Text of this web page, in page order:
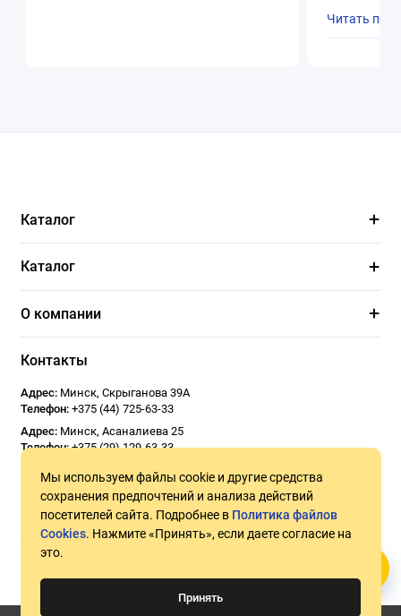
Читать
Мы используем файлы cookie и другие средства
сохранения предпочтений и анализа действий
посетителей сайта. Подробнее в Политика файлов
Cookies. Нажмите «Принять», если даете согласие на
это.
Принять
Каталог
Каталог
О компании
Контакты
Адрес: Минск, Скрыганова 39А
Телефон: +375 (44) 725-63-33
Адрес: Минск, Асаналиева 25
Телефон: +375 (29) 129-63-33
Email:
Usoseda2020@gmail.com
График работы: ПН - ПТ 9:00 - 18:00 СБ 10:00 - 17:00 Воскресенье -